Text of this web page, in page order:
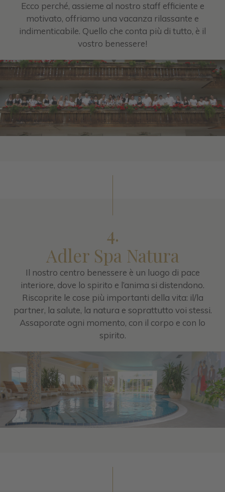
Ecco perché, assieme al nostro staff efficiente e
motivato, offriamo una vacanza rilassante e
indimenticabile. Quello che conta più di tutto, è il
vostro benessere!
4.
Adler Spa Natura
Il nostro centro benessere è un luogo di pace
interiore, dove lo spirito e l’anima si distendono.
Riscoprite le cose più importanti della vita: il/la
partner, la salute, la natura e soprattutto voi stessi.
Assaporate ogni momento, con il corpo e con lo
spirito.